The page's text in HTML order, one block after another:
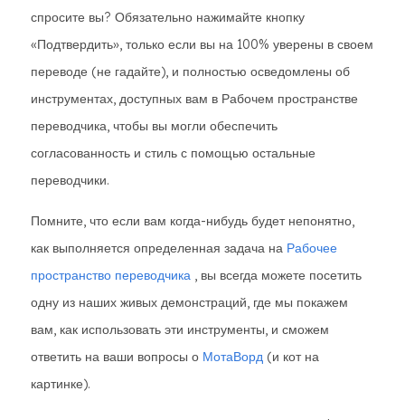
спросите вы? Обязательно нажимайте кнопку
«Подтвердить», только если вы на 100% уверены в своем
переводе (не гадайте), и полностью осведомлены об
инструментах, доступных вам в Рабочем пространстве
переводчика, чтобы вы могли обеспечить
согласованность и стиль с помощью остальные
переводчики.
Помните, что если вам когда-нибудь будет непонятно,
как выполняется определенная задача на Рабочее
пространство переводчика , вы всегда можете посетить
одну из наших живых демонстраций, где мы покажем
вам, как использовать эти инструменты, и сможем
ответить на ваши вопросы о МотаВорд (и кот на
картинке).